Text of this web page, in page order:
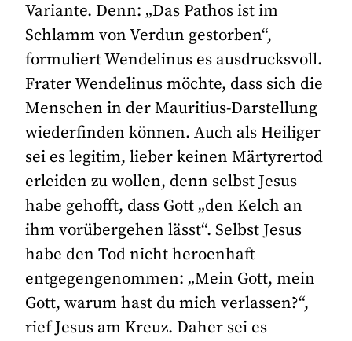
Variante. Denn: „Das Pathos ist im
Schlamm von Verdun gestorben“,
formuliert Wendelinus es ausdrucksvoll.
Frater Wendelinus möchte, dass sich die
Menschen in der Mauritius-Darstellung
wiederfinden können. Auch als Heiliger
sei es legitim, lieber keinen Märtyrertod
erleiden zu wollen, denn selbst Jesus
habe gehofft, dass Gott „den Kelch an
ihm vorübergehen lässt“. Selbst Jesus
habe den Tod nicht heroenhaft
entgegengenommen: „Mein Gott, mein
Gott, warum hast du mich verlassen?“,
rief Jesus am Kreuz. Daher sei es